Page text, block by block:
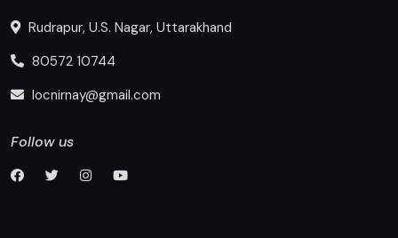
Rudrapur, U.S. Nagar, Uttarakhand
80572 10744
locnirnay@gmail.com
Follow us